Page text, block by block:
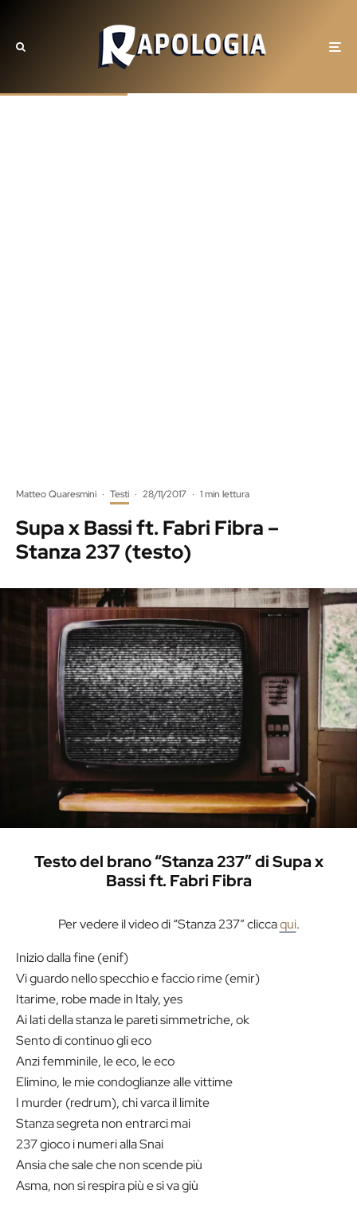
Matteo Quaresmini · Testi · 28/11/2017 · 1 min lettura
Supa x Bassi ft. Fabri Fibra –
Stanza 237 (testo)
Testo del brano “Stanza 237” di Supa x
Bassi ft. Fabri Fibra
Per vedere il video di “Stanza 237” cliccaqui.
Inizio dalla fine (enif)
Vi guardo nello specchio e faccio rime (emir)
Itarime, robe made in Italy, yes
Ai lati della stanza le pareti simmetriche, ok
Sento di continuo gli eco
Anzi femminile, le eco, le eco
Elimino, le mie condoglianze alle vittime
I murder (redrum), chi varca il limite
Stanza segreta non entrarci mai
237 gioco i numeri alla Snai
Ansia che sale che non scende più
Asma, non si respira più e si va giù